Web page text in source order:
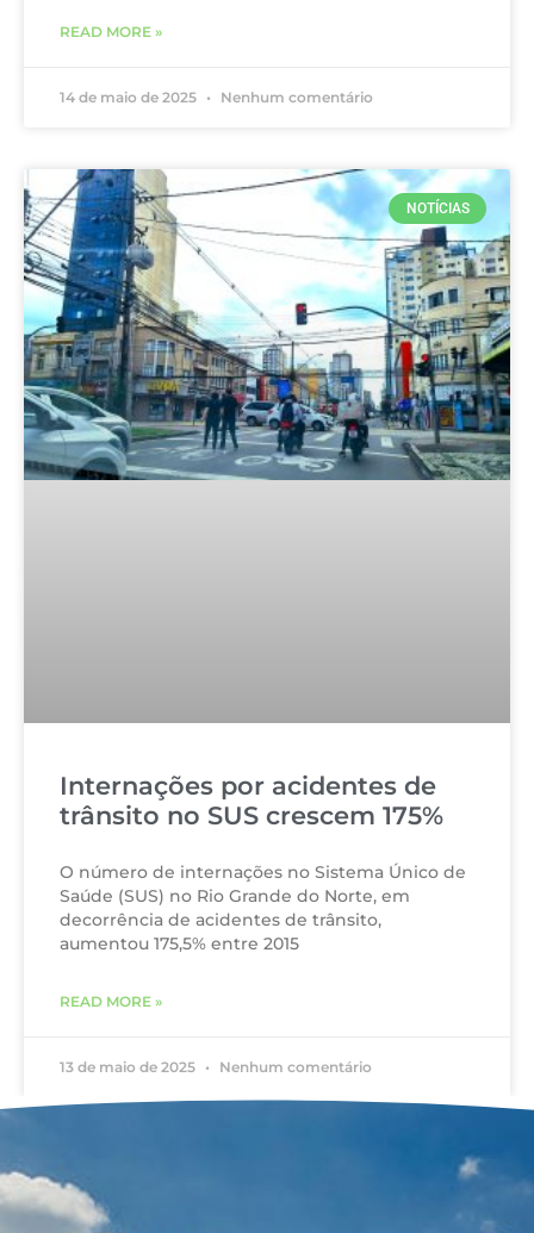
READ MORE »
14 de maio de 2025 Nenhum comentário
NOTÍCIAS
Internações por acidentes de
trânsito no SUS crescem 175%
O número de internações no Sistema Único de
Saúde (SUS) no Rio Grande do Norte, em
decorrência de acidentes de trânsito,
aumentou 175,5% entre 2015
READ MORE »
13 de maio de 2025 Nenhum comentário